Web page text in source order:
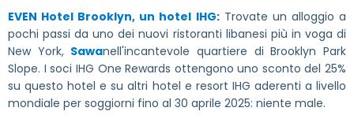
EVEN Hotel Brooklyn, un hotel IHG:Trovate un alloggio a
pochi passi da uno dei nuovi ristoranti libanesi più in voga di
New York, Sawanell'incantevole quartiere di Brooklyn Park
Slope. I soci IHG One Rewards ottengono uno sconto del 25%
su questo hotel e su altri hotel e resort IHG aderenti a livello
mondiale per soggiorni fino al 30 aprile 2025: niente male.